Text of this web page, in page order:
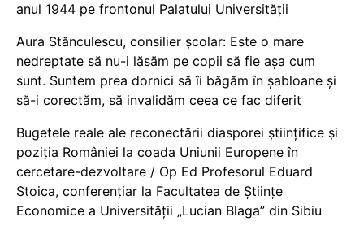
anul 1944 pe frontonul Palatului Universității
Aura Stănculescu, consilier școlar: Este o mare
nedreptate să nu-i lăsăm pe copii să fie așa cum
sunt. Suntem prea dornici să îi băgăm în șabloane și
să-i corectăm, să invalidăm ceea ce fac diferit
Bugetele reale ale reconectării diasporei științifice și
poziția României la coada Uniunii Europene în
cercetare-dezvoltare / Op Ed Profesorul Eduard
Stoica, conferențiar la Facultatea de Științe
Economice a Universității „Lucian Blaga” din Sibiu